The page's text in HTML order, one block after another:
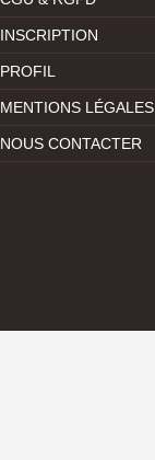
INSCRIPTION
PROFIL
MENTIONS LÉGALES
NOUS CONTACTER